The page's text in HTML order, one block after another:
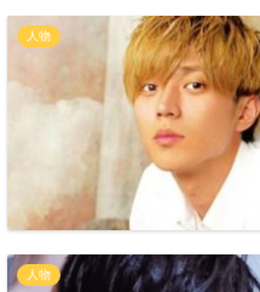
人物
人物